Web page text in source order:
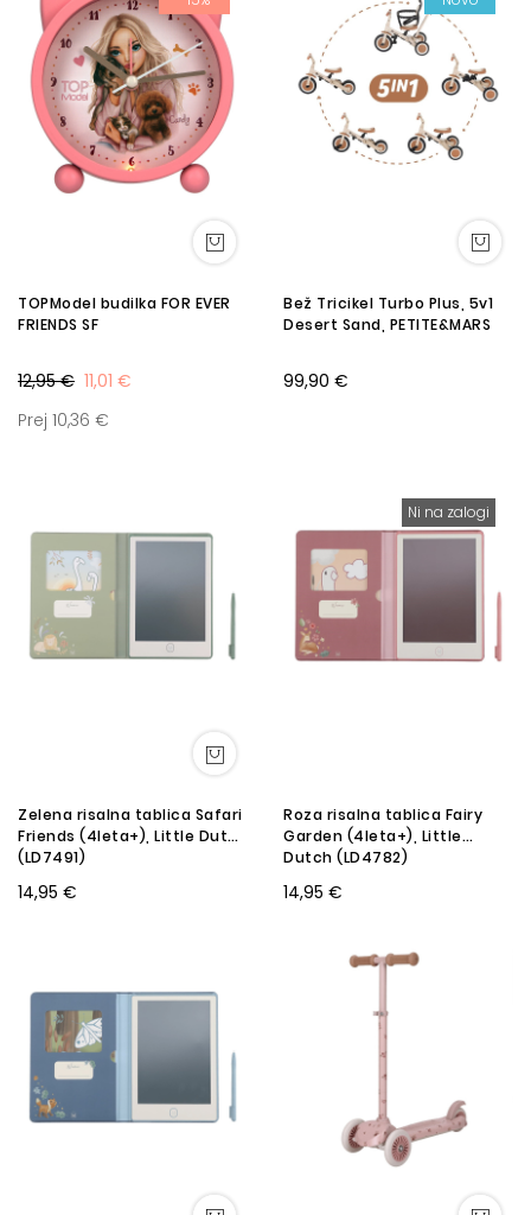
TOPModel budilka FOR EVER
FRIENDS SF
11,01 €
12,95 €
Prej 10,36 €
Bež Tricikel Turbo Plus, 5v1
Desert Sand, PETITE&MARS
99,90 €
Zelena risalna tablica Safari
Friends (4leta+), Little Dutch
(LD7491)
14,95 €
Ni na zalogi
Roza risalna tablica Fairy
Garden (4leta+), Little
Dutch (LD4782)
14,95 €